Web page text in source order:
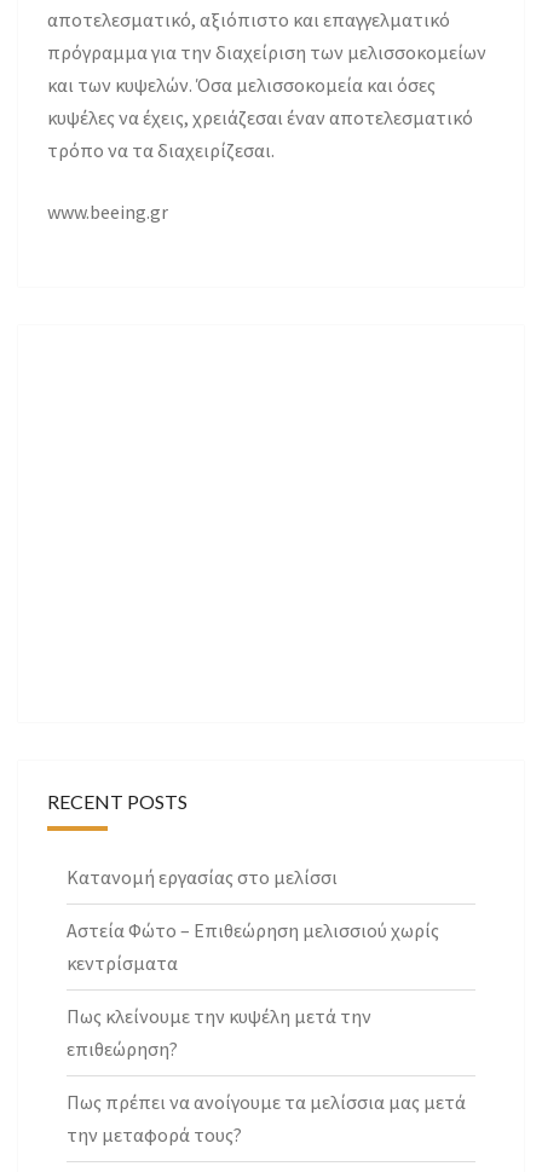
αποτελεσματικό, αξιόπιστο και επαγγελματικό
πρόγραμμα για την διαχείριση των μελισσοκομείων
και των κυψελών. Όσα μελισσοκομεία και όσες
κυψέλες να έχεις, χρειάζεσαι έναν αποτελεσματικό
τρόπο να τα διαχειρίζεσαι.
www.beeing.gr
RECENT POSTS
Κατανομή εργασίας στο μελίσσι
Αστεία Φώτο – Επιθεώρηση μελισσιού χωρίς
κεντρίσματα
Πως κλείνουμε την κυψέλη μετά την
επιθεώρηση?
Πως πρέπει να ανοίγουμε τα μελίσσια μας μετά
την μεταφορά τους?